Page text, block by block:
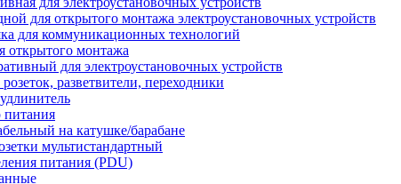
для открытого монтажа электроустановочных устройств
для коммуникационных технологий
открытого монтажа
для электроустановочных устройств
разветвители, переходники
на катушке/барабане
мультистандартный
питания (PDU)